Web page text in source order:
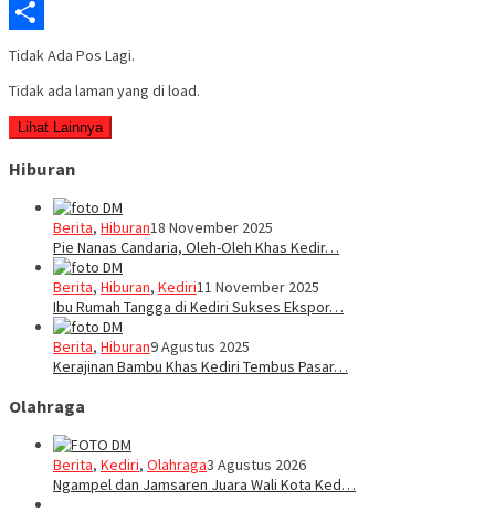
WhatsApp
Share
Tidak Ada Pos Lagi.
Tidak ada laman yang di load.
Lihat Lainnya
Hiburan
Berita, Hiburan18 November 2025
Pie Nanas Candaria, Oleh-Oleh Khas Kedir…
Berita, Hiburan, Kediri11 November 2025
Ibu Rumah Tangga di Kediri Sukses Ekspor…
Berita, Hiburan9 Agustus 2025
Kerajinan Bambu Khas Kediri Tembus Pasar…
Olahraga
Berita, Kediri, Olahraga3 Agustus 2026
Ngampel dan Jamsaren Juara Wali Kota Ked…